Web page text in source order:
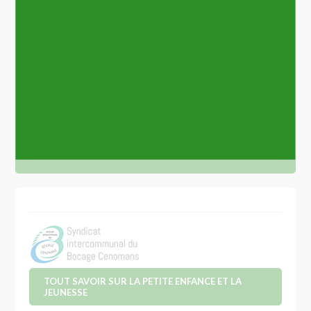
TOUT SAVOIR SUR LA PETITE ENFANCE ET LA
JEUNESSE